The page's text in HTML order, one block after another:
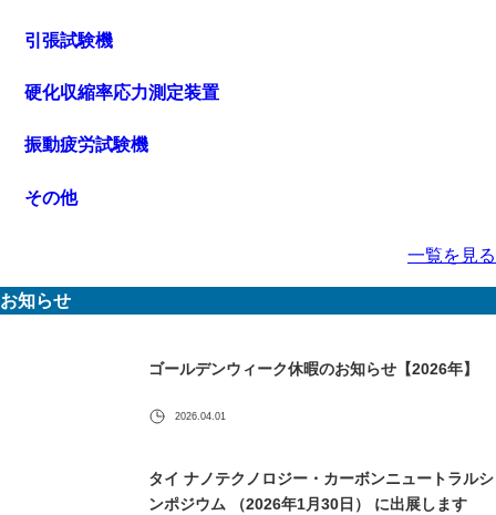
引張試験機
硬化収縮率応力測定装置
振動疲労試験機
その他
一覧を見る
お知らせ
ゴールデンウィーク休暇のお知らせ【2026年】
2026.04.01
タイ ナノテクノロジー・カーボンニュートラルシ
ンポジウム （2026年1月30日） に出展します